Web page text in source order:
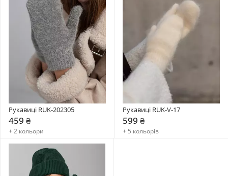
Рукавиці RUK-202305
459 ₴
+ 2 кольори
Рукавиці RUK-V-17
599 ₴
+ 5 кольорів